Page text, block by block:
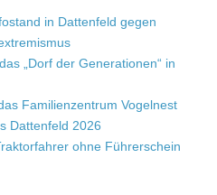
in Dattenfeld gegen
„Dorf der Generationen“ in
Familienzentrum Vogelnest
Dattenfeld 2026
ohne Führerschein